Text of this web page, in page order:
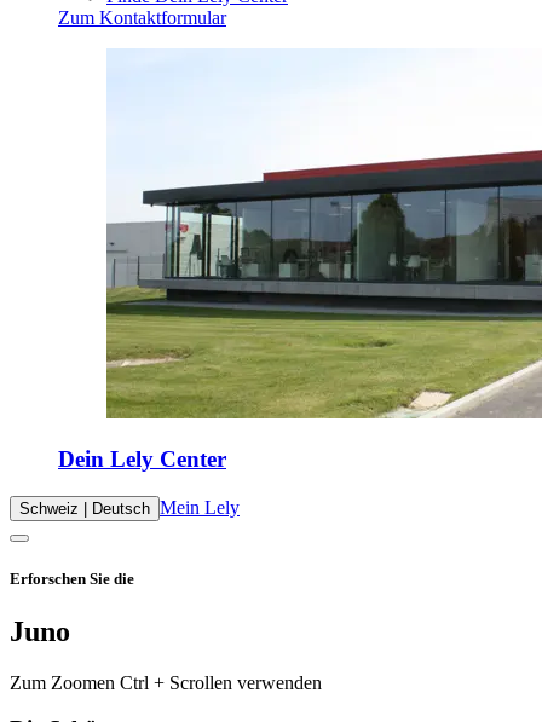
Zum Kontaktformular
Dein Lely Center
Schweiz | Deutsch Mein Lely
Erforschen Sie die
Juno
Zum Zoomen Ctrl + Scrollen verwenden